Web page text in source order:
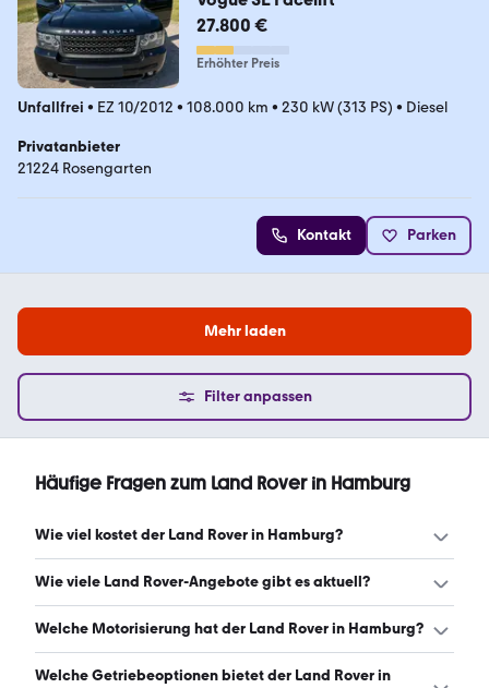
27.800 €
Erhöhter Preis
Unfallfrei • EZ 10/2012 • 108.000 km • 230 kW (313 PS) • Diesel
Privatanbieter
21224 Rosengarten
Kontakt Parken
Mehr laden
Filter anpassen
Häufige Fragen zum Land Rover in Hamburg
Wie viel kostet der Land Rover in Hamburg?
Ein guter Preis für einen Land Rover in Hamburg liegt
Wie viele Land Rover-Angebote gibt es aktuell?
Es gibt insgesamt 586 Land Rover bei mobile.de, davon
Welche Motorisierung hat der Land Rover in Hamburg?
Der Land Rover in Hamburg hat Leistungen zwischen 150
Welche Getriebeoptionen bietet der Land Rover in